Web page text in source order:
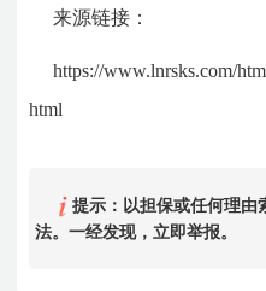
来源链接：
https://www.lnrsks.com/
html
提示：以担保或任何理由
法。一经发现，立即举报。